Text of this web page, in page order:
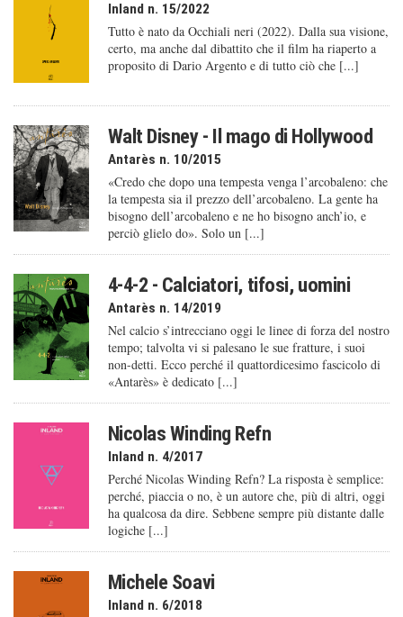
Inland n. 15/2022
Tutto è nato da Occhiali neri (2022). Dalla sua visione,
certo, ma anche dal dibattito che il film ha riaperto a
proposito di Dario Argento e di tutto ciò che [...]
Walt Disney - Il mago di Hollywood
Antarès n. 10/2015
«Credo che dopo una tempesta venga l’arcobaleno: che
la tempesta sia il prezzo dell’arcobaleno. La gente ha
bisogno dell’arcobaleno e ne ho bisogno anch’io, e
perciò glielo do». Solo un [...]
4-4-2 - Calciatori, tifosi, uomini
Antarès n. 14/2019
Nel calcio s’intrecciano oggi le linee di forza del nostro
tempo; talvolta vi si palesano le sue fratture, i suoi
non-detti. Ecco perché il quattordicesimo fascicolo di
«Antarès» è dedicato [...]
Nicolas Winding Refn
Inland n. 4/2017
Perché Nicolas Winding Refn? La risposta è semplice:
perché, piaccia o no, è un autore che, più di altri, oggi
ha qualcosa da dire. Sebbene sempre più distante dalle
logiche [...]
Michele Soavi
Inland n. 6/2018